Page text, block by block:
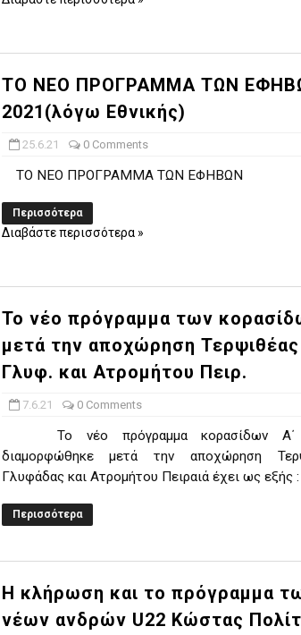
: 39Η ΕΠΕΤΕΙΟΣ ΑΠΟ ΤΟ ΕΠΟΣ ΤΟΥ 1987
ανδρών ΕΣΚΑΝΑ Μανδραϊκός
Πανελευσινιακό στον τελικό αύριο με
η Φιλία Περάματος έφερε την σειρά στα
Ρέντη, Πέρα , Ερμής Αργυρ. και Δραπετσώνα
ΤΟ ΝΕΟ ΠΡΟΓΡΑΜΜΑ ΤΩΝ
2021(λόγω Εθνικής)
25.6.21 0 Comments
ΤΟ ΝΕΟ ΠΡΟΓΡΑΜΜΑ ΤΩΝ ΕΦΗΒΩΝ
Περισσότερα
Διαβάστε περισσότερα »
Το νέο πρόγραμμα των
μετά την αποχώρηση Τερψιθέας
Γλυφ. και Ατρομήτου Πειρ.
7.6.21 0 Comments
Το νέο πρόγραμμα κορασίδων Α΄
διαμορφώθηκε μετά την αποχώρηση
Γλυφάδας και Ατρομήτου Πειραιά έχει ως εξής :
Περισσότερα
Η κλήρωση και το πρόγραμμα
νέων ανδρών U22 Κώστας